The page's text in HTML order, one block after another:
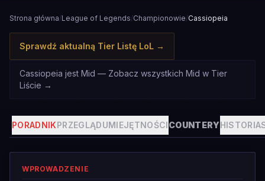
Strona główna/League of Legends/Championowie/Cassiopeia
Sprawdź aktualną Tier Listę LoL →
Cassiopeia jest Mid — Zobacz wszystkich Mid w Tier
Liście →
PORADNIKPRZEGLĄDUMIEJĘTNOŚCICOUNTERYHISTORIA
WPROWADZENIE